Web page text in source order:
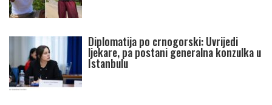
Diplomatija po crnogorski: Uvrijedi
ljekare, pa postani generalna konzulka u
Istanbulu